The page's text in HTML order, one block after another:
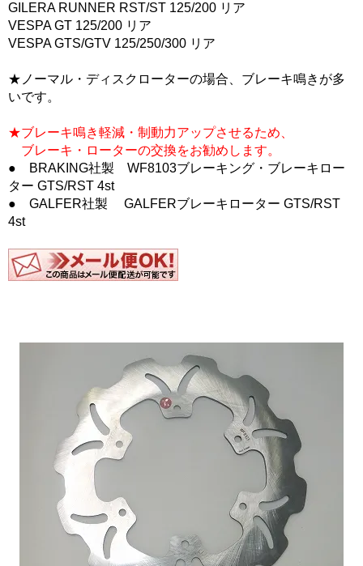
GILERA RUNNER RST/ST 125/200 リア
VESPA GT 125/200 リア
VESPA GTS/GTV 125/250/300 リア
★ノーマル・ディスクローターの場合、ブレーキ鳴きが多
いです。
★ブレーキ鳴き軽減・制動力アップさせるため、
ブレーキ・ローターの交換をお勧めします。
● BRAKING社製 WF8103ブレーキング・ブレーキロー
ター GTS/RST 4st
● GALFER社製 GALFERブレーキローター GTS/RST
4st